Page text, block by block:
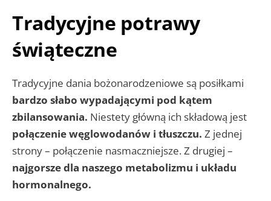
Tradycyjne potrawy
świąteczne
Tradycyjne dania bożonarodzeniowe są posiłkami
bardzo słabo wypadającymi pod kątem
zbilansowania. Niestety główną ich składową jest
połączenie węglowodanów i tłuszczu. Z jednej
strony – połączenie nasmaczniejsze. Z drugiej –
najgorsze dla naszego metabolizmu i układu
hormonalnego.